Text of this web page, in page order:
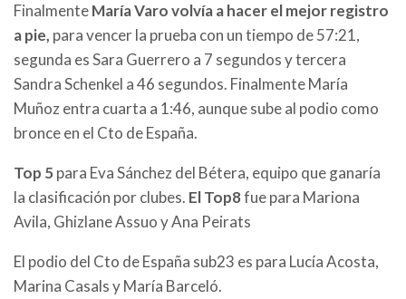
FinalmenteMaría Varo volvía a hacer el mejor registro
a pie, para vencer la prueba con un tiempo de 57:21,
segunda es Sara Guerrero a 7 segundos y tercera
Sandra Schenkel a 46 segundos. Finalmente María
Muñoz entra cuarta a 1:46, aunque sube al podio como
bronce en el Cto de España.
Top 5para Eva Sánchez del Bétera, equipo que ganaría
la clasificación por clubes. El Top8fue para Mariona
Avila, Ghizlane Assuo y Ana Peirats
El podio del Cto de España sub23 es para Lucía Acosta,
Marina Casals y María Barceló.